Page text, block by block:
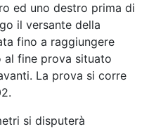
ed uno destro prima di
il versante della
fino a raggiungere
al fine prova situato
La prova si corre
si disputerà